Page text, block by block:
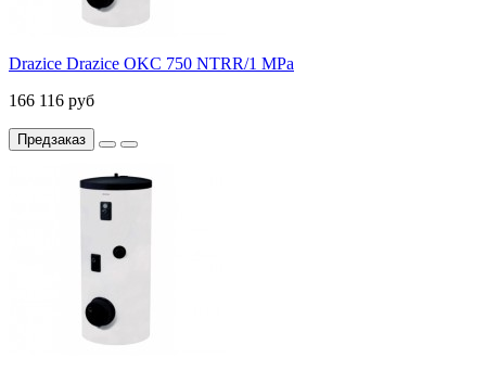
Drazice Drazice OKC 750 NTRR/1 MPa
166 116 руб
Предзаказ